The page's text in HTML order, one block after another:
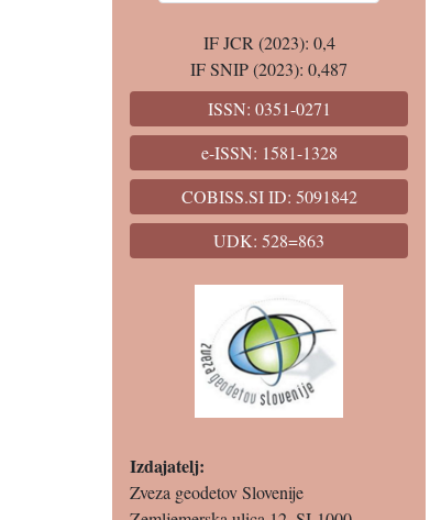
IF JCR (2023): 0,4
IF SNIP (2023): 0,487
ISSN: 0351-0271
e-ISSN: 1581-1328
COBISS.SI ID: 5091842
UDK: 528=863
Izdajatelj:
Zveza geodetov Slovenije